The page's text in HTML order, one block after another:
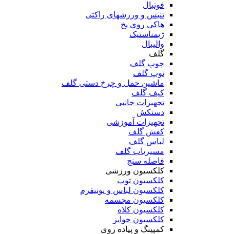
فوتبال
تنیس و ورزشهای راکتی
هاکی روی یخ
ژیمناستیک
والیبال
گلف
چوب گلف
توپ گلف
ماشین حمل و چرخ دستی گلف
کیف گلف
تجهیزات جانبی
دستکش
تجهیزات آموزشی
کفش گلف
لباس گلف
مسیریاب گلف
فاصله سنج
کلکسیون ورزشی
کلکسیون توپ
کلکسیون لباس و یونیفرم
کلکسیون مجسمه
کلکسیون کلاه
کلکسیون جوایز
کمپینگ و پیاده روی